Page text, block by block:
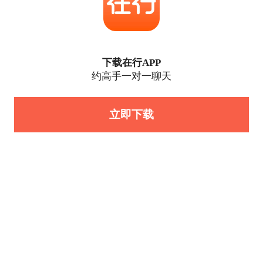
下载在行APP
约高手一对一聊天
立即下载